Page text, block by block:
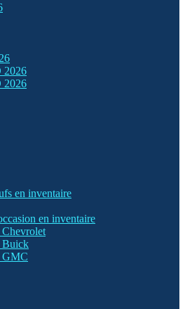
2026
2026
en inventaire
en inventaire
Chevrolet
Buick
GMC